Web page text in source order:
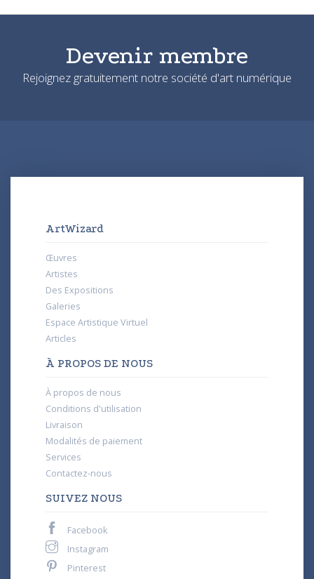
Devenir membre
Rejoignez gratuitement notre société d'art numérique
ArtWizard
Œuvres
Artistes
Des Expositions
Galeries
Espace Artistique Virtuel
Articles
À PROPOS DE NOUS
À propos de nous
Conditions d'utilisation
Livraison
Modalités de paiement
Services
Contactez-nous
SUIVEZ NOUS
Facebook
Instagram
Pinterest